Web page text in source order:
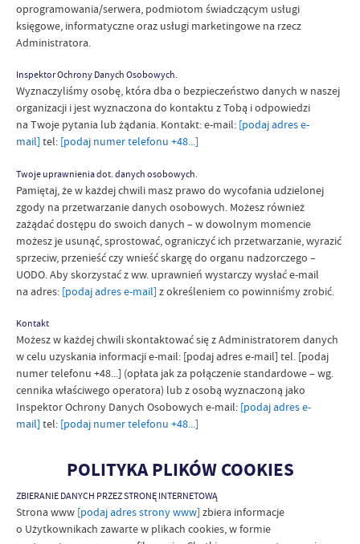
oprogramowania/serwera, podmiotom świadczącym usługi
księgowe, informatyczne oraz usługi marketingowe na rzecz
Administratora.
Inspektor Ochrony Danych Osobowych.
Wyznaczyliśmy osobę, która dba o bezpieczeństwo danych w naszej
organizacji i jest wyznaczona do kontaktu z Tobą i odpowiedzi
na Twoje pytania lub żądania. Kontakt: e-mail: [podaj adres e-
mail] tel: [podaj numer telefonu +48...]
Twoje uprawnienia dot. danych osobowych.
Pamiętaj, że w każdej chwili masz prawo do wycofania udzielonej
zgody na przetwarzanie danych osobowych. Możesz również
zażądać dostępu do swoich danych – w dowolnym momencie
możesz je usunąć, sprostować, ograniczyć ich przetwarzanie, wyrazić
sprzeciw, przenieść czy wnieść skargę do organu nadzorczego –
UODO. Aby skorzystać z ww. uprawnień wystarczy wysłać e-mail
na adres: [podaj adres e-mail] z określeniem co powinniśmy zrobić.
Kontakt
Możesz w każdej chwili skontaktować się z Administratorem danych
w celu uzyskania informacji e-mail: [podaj adres e-mail] tel. [podaj
numer telefonu +48...] (opłata jak za połączenie standardowe – wg.
cennika właściwego operatora) lub z osobą wyznaczoną jako
Inspektor Ochrony Danych Osobowych e-mail: [podaj adres e-
mail] tel: [podaj numer telefonu +48...]
POLITYKA PLIKÓW COOKIES
ZBIERANIE DANYCH PRZEZ STRONĘ INTERNETOWĄ
Strona www [podaj adres strony www] zbiera informacje
o Użytkownikach zawarte w plikach cookies, w formie